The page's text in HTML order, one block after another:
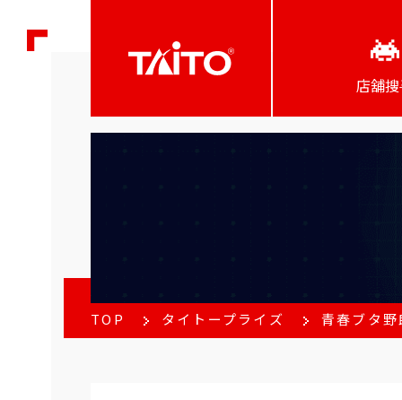
店舖
TOP タイトープライズ 青春ブタ